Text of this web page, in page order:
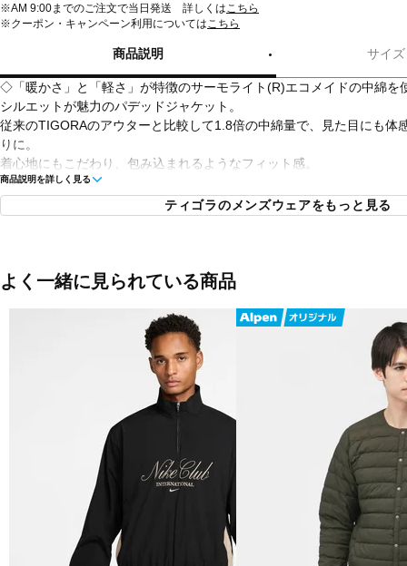
※AM 9:00までのご注文で当日発送 詳しくは こちら
※クーポン・キャンペーン利用については こちら
商品説明 サイ
◇「暖かさ」と「軽さ」が特徴のサーモライト(R)エコメイドの中綿を
シルエットが魅力のパデッドジャケット。
従来のTIGORAのアウターと比較して1.8倍の中綿量で、見た目にも体
りに。
着心地にもこだわり、包み込まれるようなフィット感。
■カラー：
サンド
■素材：
中わたポリエステル100％
背あて部ポリエステル100％
■2025 Fall＆Winter モデル
■メーカー型番：TR-9C1835IJ
商品説明を詳しく見る
ティゴラのメンズウェアをもっと見る
よく一緒に見られている商品